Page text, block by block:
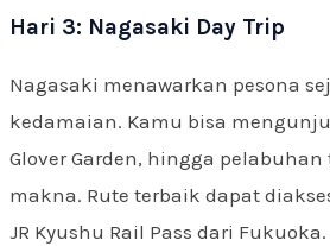
Hari 3: Nagasaki Day Trip
Nagasaki menawarkan pesona
kedamaian. Kamu bisa
Glover Garden, hingga
makna. Rute terbaik dapat
JR Kyushu Rail Pass dari Fukuoka.